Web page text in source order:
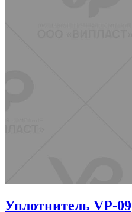
Уплотнитель VP-09